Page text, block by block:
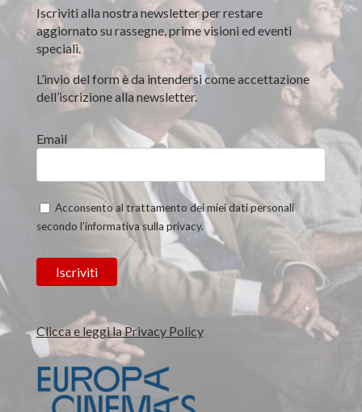
Iscriviti alla nostra newsletter per restare
aggiornato su rassegne, prime visioni ed eventi
speciali.
L’invio del form è da intendersi come accettazione
dell’iscrizione alla newsletter.
Email
Acconsento al trattamento dei miei dati personali
secondo l’informativa sulla privacy.
Clicca e leggi la Privacy Policy